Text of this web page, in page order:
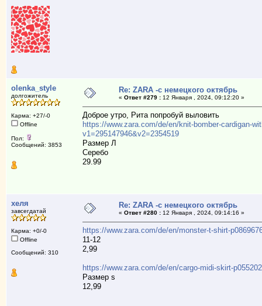
olenka_style
долгожитель
Карма: +27/-0
Offline
Пол:
Сообщений: 3853
Re: ZARA -с немецкого октябрь
« Ответ #279 :12 Января , 2024, 09:12:20 »
Доброе утро, Рита попробуй выловить
https://www.zara.com/de/en/knit-bomber-cardigan-
v1=295147946&v2=2354519
Размер Л
Серебо
29.99
хеля
завсегдатай
Карма: +0/-0
Offline
Сообщений: 310
Re: ZARA -с немецкого октябрь
« Ответ #280 :12 Января , 2024, 09:14:16 »
https://www.zara.com/de/en/monster-t-shirt-
11-12
2,99
https://www.zara.com/de/en/cargo-midi-skirt-
Размер s
12,99